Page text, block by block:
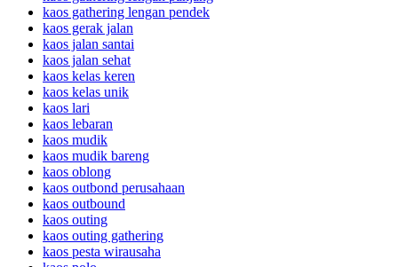
kaos gathering lengan pendek
kaos gerak jalan
kaos jalan santai
kaos jalan sehat
kaos kelas keren
kaos kelas unik
kaos lari
kaos lebaran
kaos mudik
kaos mudik bareng
kaos oblong
kaos outbond perusahaan
kaos outbound
kaos outing
kaos outing gathering
kaos pesta wirausaha